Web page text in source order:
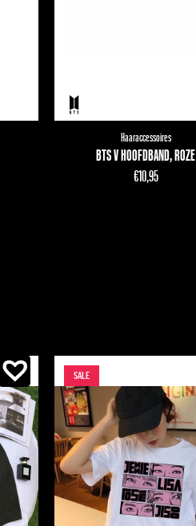
Haaraccessoires
BTS V HOOFDBAND, ROZE
€10,95
SALE